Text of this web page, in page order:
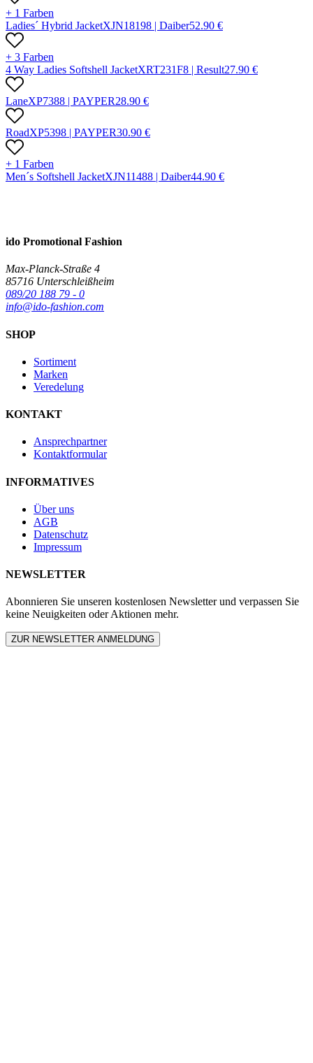
+ 1 Farben
Ladies´ Hybrid JacketXJN18198 | Daiber52.90 €
+ 3 Farben
4 Way Ladies Softshell JacketXRT231F8 | Result27.90 €
LaneXP7388 | PAYPER28.90 €
RoadXP5398 | PAYPER30.90 €
+ 1 Farben
Men´s Softshell JacketXJN11488 | Daiber44.90 €
ido Promotional Fashion
Max-Planck-Straße 4
85716 Unterschleißheim
089/20 188 79 - 0
info@ido-fashion.com
SHOP
Sortiment
Marken
Veredelung
KONTAKT
Ansprechpartner
Kontaktformular
INFORMATIVES
Über uns
AGB
Datenschutz
Impressum
NEWSLETTER
Abonnieren Sie unseren kostenlosen Newsletter und verpassen Sie
keine Neuigkeiten oder Aktionen mehr.
ZUR NEWSLETTER ANMELDUNG